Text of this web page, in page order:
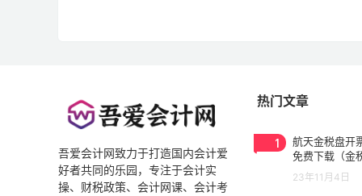
吾爱会计网致力于打造国内会计爱
好者共同的乐园，专注于会计实
操、财税政策、会计网课、会计考
热门文章
1
航天金税盘开
免费下载（金
23年11月4日